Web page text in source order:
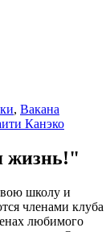
, Вакана
Канэко
жизнь!"
школу и
членами клуба
любимого